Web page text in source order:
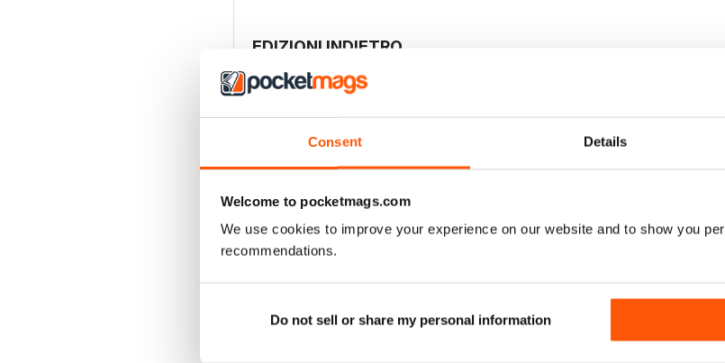
Consent Details
Welcome to pocketmags.com
We use cookies to improve your experience on our website and to show you
recommendations.
Do not sell or share my personal information
EDIZIONI INDIETRO